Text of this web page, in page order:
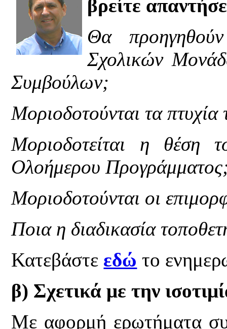
βρείτε
Θα προηγηθούν
Σχολικών
Συμβούλων;
Μοριοδοτούνται τα
Μοριοδοτείται η θέση
Ολοήμερου
Μοριοδοτούνται οι
Ποια η διαδικασία
Κατεβάστε εδώ το
β) Σχετικά με την
Με αφορμή ερωτήματα